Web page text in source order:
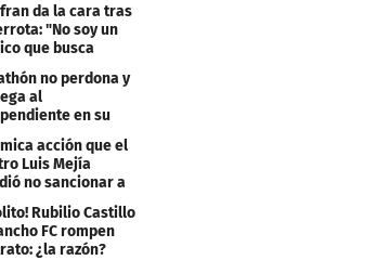
da la cara tras
"No soy un
que busca
no perdona y
al
en su
a primera
acción que el
Luis Mejía
no sancionar a
Rubilio Castillo
FC rompen
¿la razón?